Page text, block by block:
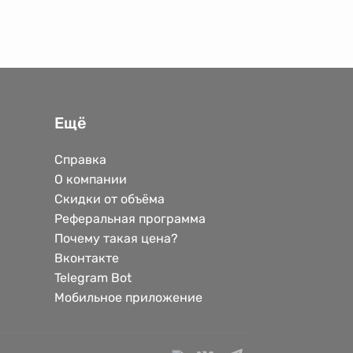
Ещё
Справка
О компании
Скидки от объёма
Реферальная программа
Почему такая цена?
Вконтакте
Telegram Bot
Мобильное приложение